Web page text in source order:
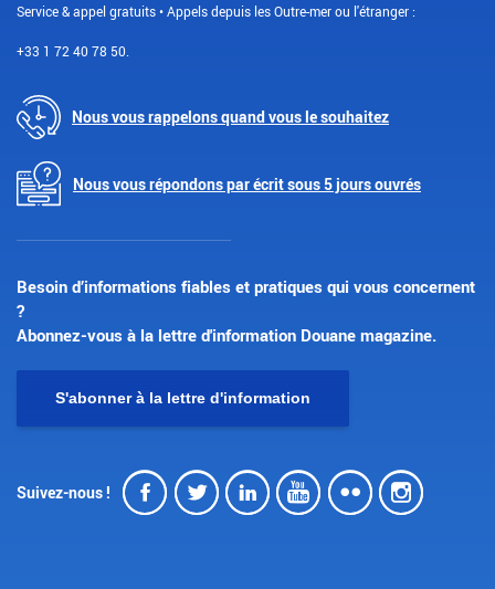
Service & appel gratuits • Appels depuis les Outre-mer ou l'étranger :
+33 1 72 40 78 50.
Nous vous rappelons quand vous le souhaitez
Nous vous répondons par écrit sous 5 jours ouvrés
Besoin d’informations fiables et pratiques qui vous concernent
?
Abonnez-vous à la lettre d'information Douane magazine.
S'abonner à la lettre d'information
Suivez-nous ! Facebook
Twitter
LinkedIn
Youtube
Flickr